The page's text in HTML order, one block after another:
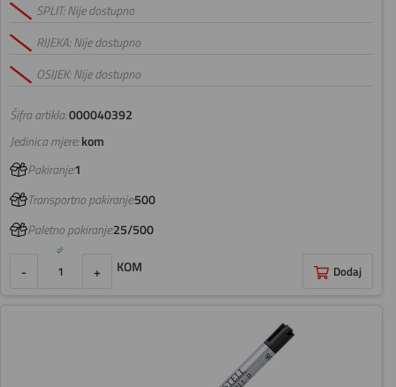
Šifra artikla:000040392
SPLIT: Nije dostupno
RIJEKA: Nije dostupno
OSIJEK: Nije dostupno
Jedinica mjere:kom
Pakiranje:1
Transportno pakiranje:500
Paletno pakiranje:25/500
- + KOM Dodaj